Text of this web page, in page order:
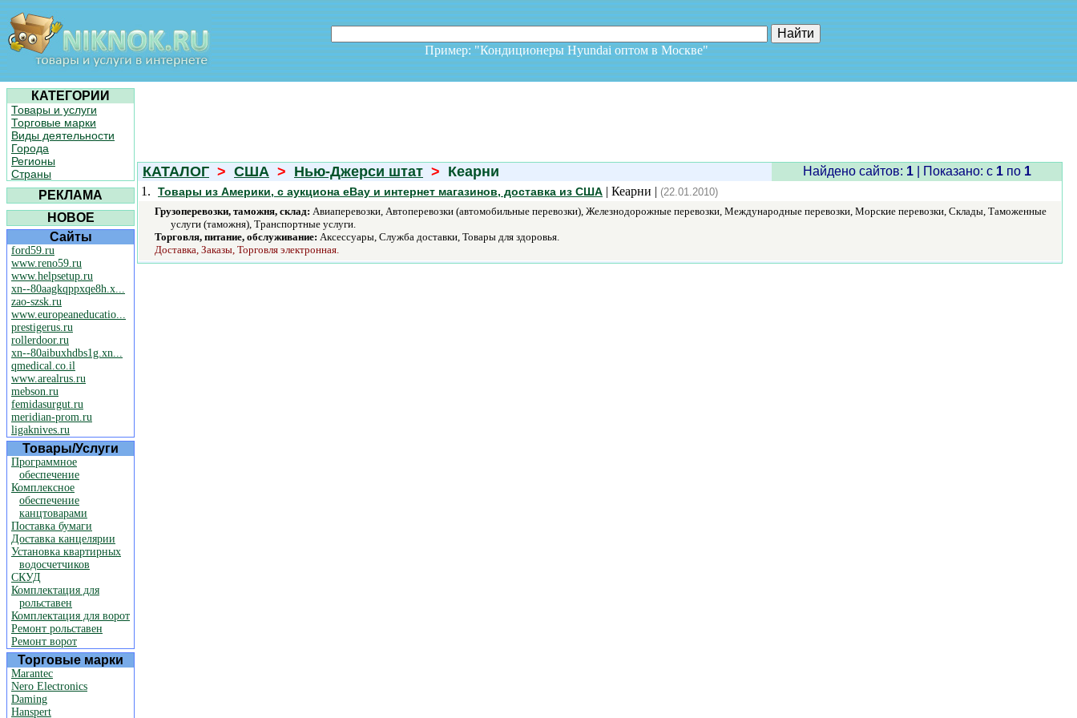
Пример: "Кондиционеры Hyundai оптом в Москве"
КАТЕГОРИИ
Товары и услуги
Торговые марки
Виды деятельности
Города
Регионы
Страны
РЕКЛАМА
НОВОЕ
Сайты
ford59.ru
www.reno59.ru
www.helpsetup.ru
xn--80aagkqppxqe8h.x...
zao-szsk.ru
www.europeaneducatio...
prestigerus.ru
rollerdoor.ru
xn--80aibuxhdbs1g.xn...
qmedical.co.il
www.arealrus.ru
mebson.ru
femidasurgut.ru
meridian-prom.ru
ligaknives.ru
Товары/Услуги
Программное
обеспечение
Комплексное
обеспечение
канцтоварами
Поставка бумаги
Доставка канцелярии
Установка квартирных
водосчетчиков
СКУД
Комплектация для
рольставен
Комплектация для ворот
Ремонт рольставен
Ремонт ворот
Торговые марки
Marantec
Nero Electronics
Daming
Hanspert
КАТАЛОГ > США > Нью-Джерси штат > Кеарни Найдено сайтов: 1| Показано: c 1по 1
1.
Товары из Америки, с аукциона eBay и интернет магазинов, доставка из США | Кеарни | (22.01.2010)
Грузоперевозки, таможня, склад: Авиаперевозки, Автоперевозки (автомобильные перевозки), Железнодорожные перевозки, Международные перевозки, Морские перевозки, Склады, Таможенные
услуги (таможня), Транспортные услуги.
Торговля, питание, обслуживание: Аксессуары, Служба доставки, Товары для здоровья.
Доставка, Заказы, Торговля электронная.